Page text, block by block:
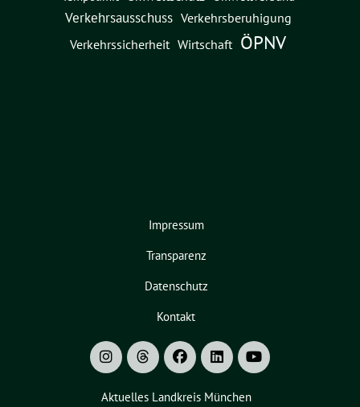
Verkehrsausschuss Verkehrsberuhigung
Verkehrssicherheit Wirtschaft ÖPNV
Impressum
Transparenz
Datenschutz
Kontakt
Aktuelles Landkreis München